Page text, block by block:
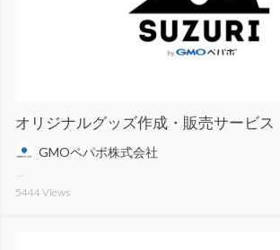
オリジナルグッズ作成・販売サービス
GMOペパボ株式会社
5444 Views